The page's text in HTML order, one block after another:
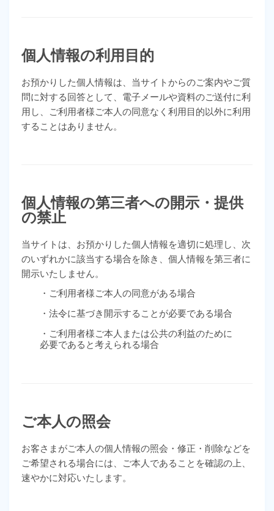
個人情報の利用目的
お預かりした個人情報は、当サイトからのご案内やご質
問に対する回答として、電子メールや資料のご送付に利
用し、ご利用者様ご本人の同意なく利用目的以外に利用
することはありません。
個人情報の第三者への開示・提供
の禁止
当サイトは、お預かりした個人情報を適切に処理し、次
のいずれかに該当する場合を除き、個人情報を第三者に
開示いたしません。
・ご利用者様ご本人の同意がある場合
・法令に基づき開示することが必要である場合
・ご利用者様ご本人または公共の利益のために
必要であると考えられる場合
ご本人の照会
お客さまがご本人の個人情報の照会・修正・削除などを
ご希望される場合には、ご本人であることを確認の上、
速やかに対応いたします。